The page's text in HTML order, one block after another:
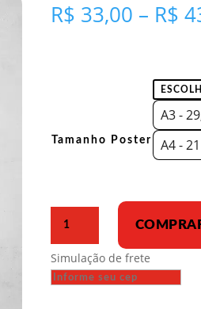
R$ 33,00 – R$
Tamanho Poster
A3 -
A4 -
Floyd
the
Simulação de frete